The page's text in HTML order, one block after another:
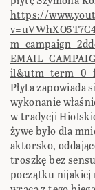
https://
Płyta zapowiada
wykonanie
w tradycji
żywe było dla
aktorsko,
troszkę bez
początku nijakiej